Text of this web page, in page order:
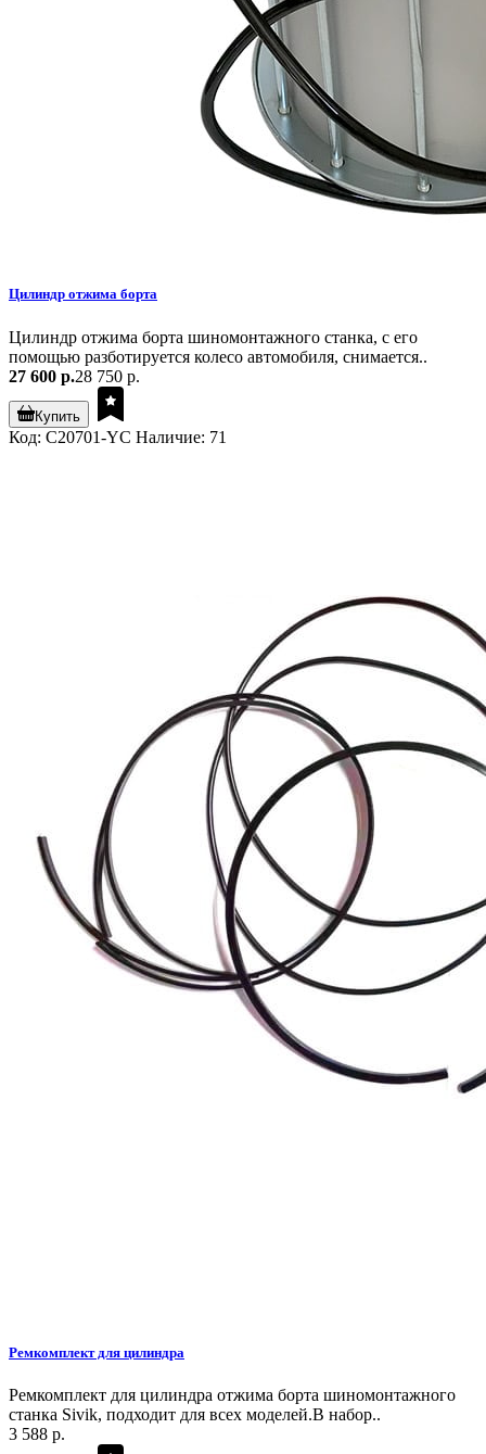
Цилиндр отжима борта
Цилиндр отжима борта шиномонтажного станка, с его
помощью разботируется колесо автомобиля, снимается..
27 600 р.28 750 р.
Купить
Код: C20701-YC Наличие: 71
Ремкомплект для цилиндра
Ремкомплект для цилиндра отжима борта шиномонтажного
станка Sivik, подходит для всех моделей.В набор..
3 588 р.